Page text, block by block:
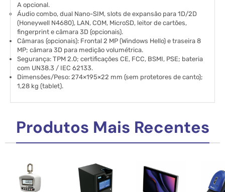
A opcional.
Áudio combo, dual Nano-SIM, slots de expansão para 1D/2D
(Honeywell N4680), LAN, COM, MicroSD, leitor de cartões,
fingerprint e câmara 3D (opcionais).
Câmaras (opcionais): Frontal 2 MP (Windows Hello) e traseira 8
MP; câmara 3D para medição volumétrica.
Segurança: TPM 2.0; certificações CE, FCC, BSMI, PSE; bateria
com UN38.3 / IEC 62133.
Dimensões/Peso: 274×195×22 mm (sem protetores de canto);
1,28 kg (tablet).
Produtos Mais Recentes